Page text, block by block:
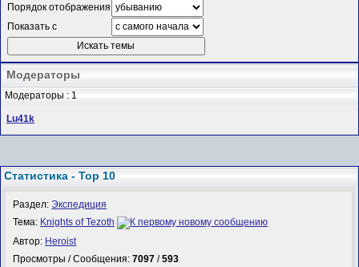
Порядок отображения
Показать с
Модераторы
Модераторы : 1
Lu41k
Статистика - Top 10
Раздел:Экспедиция
Тема: Knights of Tezoth
Автор: Heroist
Просмотры / Сообщения:7097 /593